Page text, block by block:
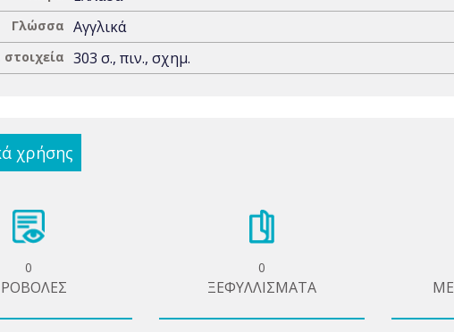
Γλώσσα Αγγλικά
303 σ., πιν., σχημ.
χρήσης
0 0
ΞΕΦΥΛΛΙΣΜΑΤΑ